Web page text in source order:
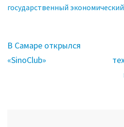
государственный
Навигация
по
В Самаре открылся
«SinoClub»